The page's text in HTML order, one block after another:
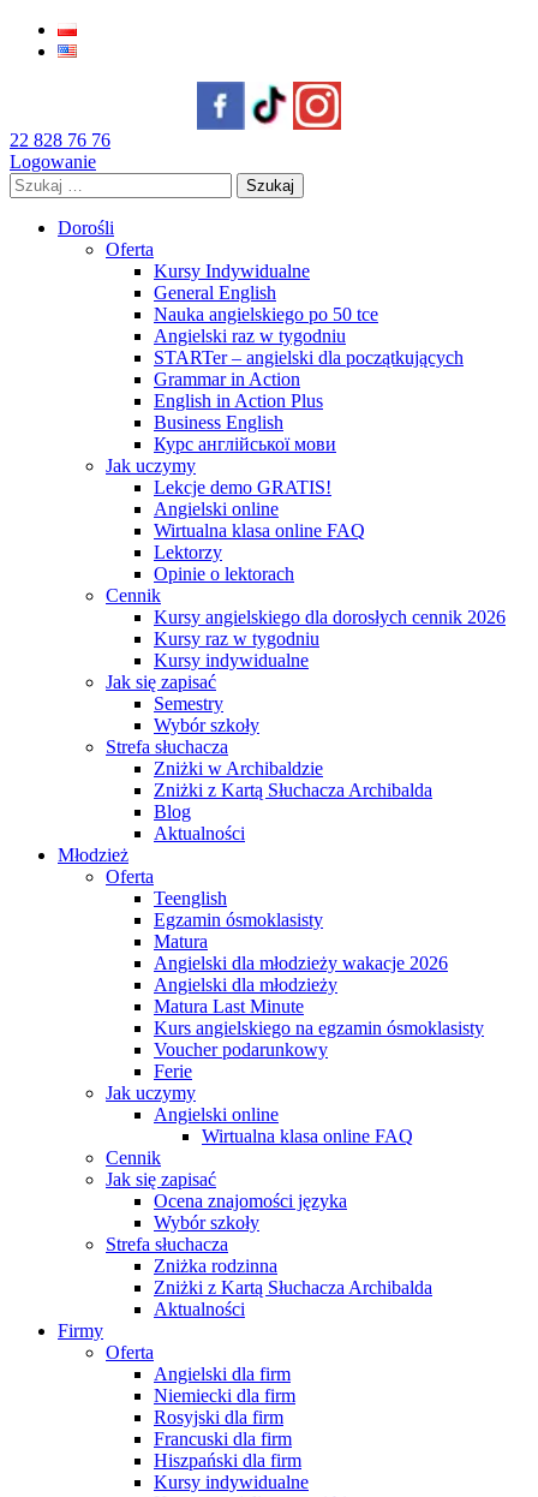
22 828 76 76
Logowanie
Szukaj:
Dorośli
Oferta
Kursy Indywidualne
General English
Nauka angielskiego po 50 tce
Angielski raz w tygodniu
STARTer – angielski dla początkujących
Grammar in Action
English in Action Plus
Business English
Курс англійської мови
Jak uczymy
Lekcje demo GRATIS!
Angielski online
Wirtualna klasa online FAQ
Lektorzy
Opinie o lektorach
Cennik
Kursy angielskiego dla dorosłych cennik 2026
Kursy raz w tygodniu
Kursy indywidualne
Jak się zapisać
Semestry
Wybór szkoły
Strefa słuchacza
Zniżki w Archibaldzie
Zniżki z Kartą Słuchacza Archibalda
Blog
Aktualności
Młodzież
Oferta
Teenglish
Egzamin ósmoklasisty
Matura
Angielski dla młodzieży wakacje 2026
Angielski dla młodzieży
Matura Last Minute
Kurs angielskiego na egzamin ósmoklasisty
Voucher podarunkowy
Ferie
Jak uczymy
Angielski online
Wirtualna klasa online FAQ
Cennik
Jak się zapisać
Ocena znajomości języka
Wybór szkoły
Strefa słuchacza
Zniżka rodzinna
Zniżki z Kartą Słuchacza Archibalda
Aktualności
Firmy
Oferta
Angielski dla firm
Niemiecki dla firm
Rosyjski dla firm
Francuski dla firm
Hiszpański dla firm
Kursy indywidualne